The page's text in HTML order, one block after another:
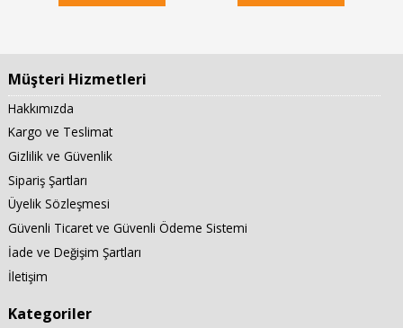
Müşteri Hizmetleri
Hakkımızda
Kargo ve Teslimat
Gizlilik ve Güvenlik
Sipariş Şartları
Üyelik Sözleşmesi
Güvenli Ticaret ve Güvenli Ödeme Sistemi
İade ve Değişim Şartları
İletişim
Kategoriler